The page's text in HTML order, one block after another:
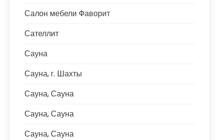
Салон мебели Фаворит
Сателлит
Сауна
Сауна, г. Шахты
Сауна, Сауна
Сауна, Сауна
Сауна, Сауна